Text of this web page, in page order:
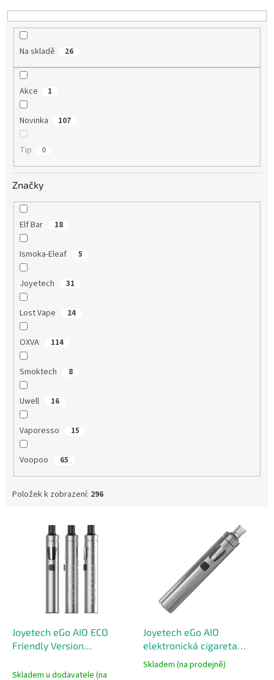
u
Na skladě 26
Akce 1
Novinka 107
Tip 0
Značky
Elf Bar 18
Ismoka-Eleaf 5
Joyetech 31
Lost Vape 24
OXVA 114
Smoktech 8
Uwell 16
Vaporesso 15
Voopoo 65
Položek k zobrazení: 296
Joyetech eGo AIO ECO
Friendly Version
1700mAh Silver
Skladem u dodavatele (na
Joyetech eGo AIO
elektronická cigareta
1500mAh Silver
Průměrné
Skladem (na prodejně)